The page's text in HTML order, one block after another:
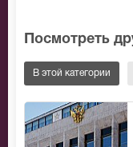
Посмотреть
В этой категории